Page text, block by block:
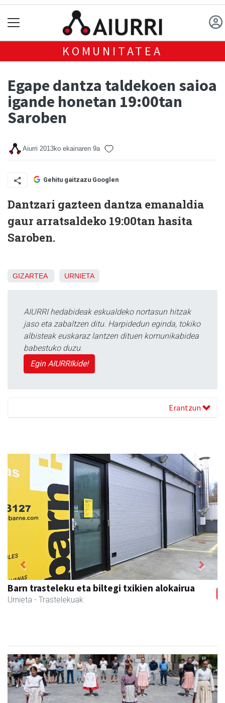
KOMUNITATEA
Egape dantza taldekoen saioa
igande honetan 19:00tan
Saroben
Aiurri 2013ko ekainaren 9a
Gehitu gaitzazu Googlen
Dantzari gazteen dantza emanaldia
gaur arratsaldeko 19:00tan hasita
Saroben.
GIZARTEA URNIETA
AIURRI hedabideak eskualdeko nortasun hitzak
jaso eta zabaltzen ditu. Harpidedun eginda, tokiko
albisteak euskaraz lantzen dituen komunikabidea
babestuko duzu.
Egin AIURRIkide!
Erantzun
Urnietako AEK euskaltegia
Urnieta - Euskaltegiak
Previous Next